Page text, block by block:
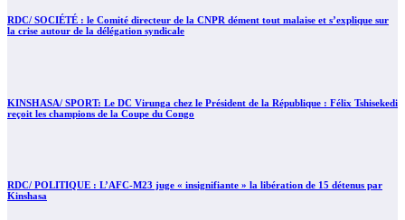
RDC/ SOCIÉTÉ : le Comité directeur de la CNPR dément tout malaise et s’explique sur
la crise autour de la délégation syndicale
KINSHASA/ SPORT: Le DC Virunga chez le Président de la République : Félix Tshisekedi
reçoit les champions de la Coupe du Congo
RDC/ POLITIQUE : L’AFC-M23 juge « insignifiante » la libération de 15 détenus par
Kinshasa